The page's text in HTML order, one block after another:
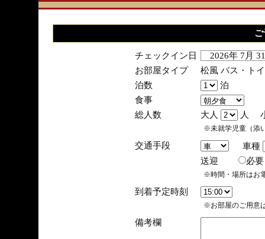
チェックイン日
2026年 7月
お部屋タイプ
松風 バス・ト
泊数
泊
食事
総人数
大人 人
※未就学児童（添
交通手段
車種
送迎
※時間・場所はお
到着予定時刻
※お部屋のご用意
備考欄